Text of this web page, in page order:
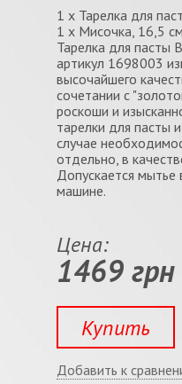
1 х Тарелка для
1 х Мисочка, 16,5
Тарелка для пасты
артикул 1698003
высочайшего
сочетании с
роскоши и
тарелки для пасты
случае
отдельно, в
Допускается
машине.
Цена:
1469 грн
Купить
Добавить к